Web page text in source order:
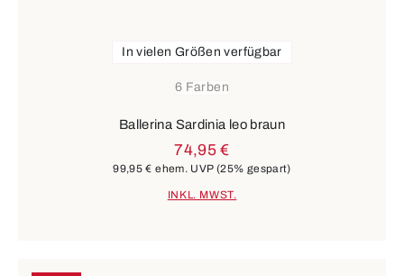
6 Farben
In vielen Größen verfügbar
Ballerina Sardinia leo braun
74,95 €
99,95 € ehem. UVP (25% gespart)
INKL. MWST.